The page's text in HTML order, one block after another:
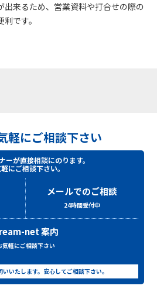
出来るため、営業資料や打合せの際の
です。
軽にご相談下さい
ーが直接相談にのります。
にご相談下さい。
メールでのご相談
24時間受付中
net 案内
気軽にご相談下さい
いたします。安心してご相談下さい。